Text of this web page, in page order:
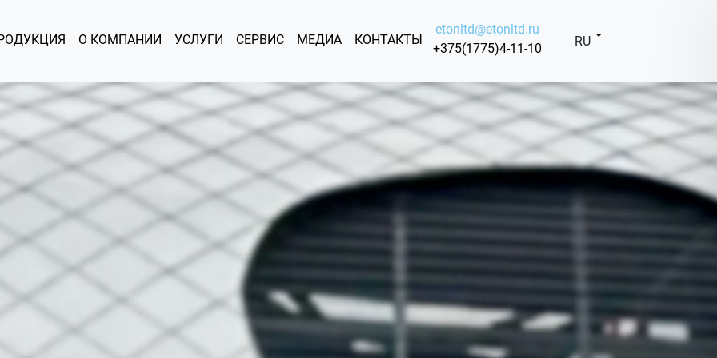
О КОМПАНИИ УСЛУГИ СЕРВИС МЕДИА КОНТАКТЫ
etonltd@etonltd.ru
+375(1775)4-11-10
RU